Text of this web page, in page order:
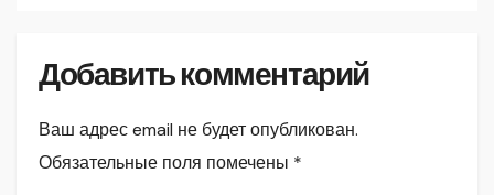
Добавить комментарий
Ваш адрес email не будет опубликован.
Обязательные поля помечены *